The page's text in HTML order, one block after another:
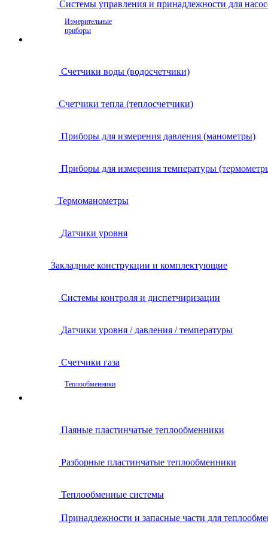
Системы управления и принадлежности для
Измерительные
приборы
Счетчики воды (водосчетчики)
Счетчики тепла (теплосчетчики)
Приборы для измерения давления (манометры)
Приборы для измерения температуры
Термоманометры
Датчики уровня
Закладные конструкции и комплектующие
Системы контроля и диспетчиризации
Датчики уровня / давления / температуры
Счетчики газа
Теплообменники
Паяные пластинчатые теплообменники
Разборные пластинчатые теплообменники
Теплообменные системы
Принадлежности и запасные части для